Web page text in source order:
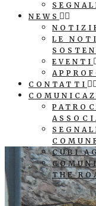
NEWS
LE
EVENTI
CONTATTI
CUBI
THE